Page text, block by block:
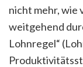
nicht mehr, wie
weitgehend
Lohnregel“